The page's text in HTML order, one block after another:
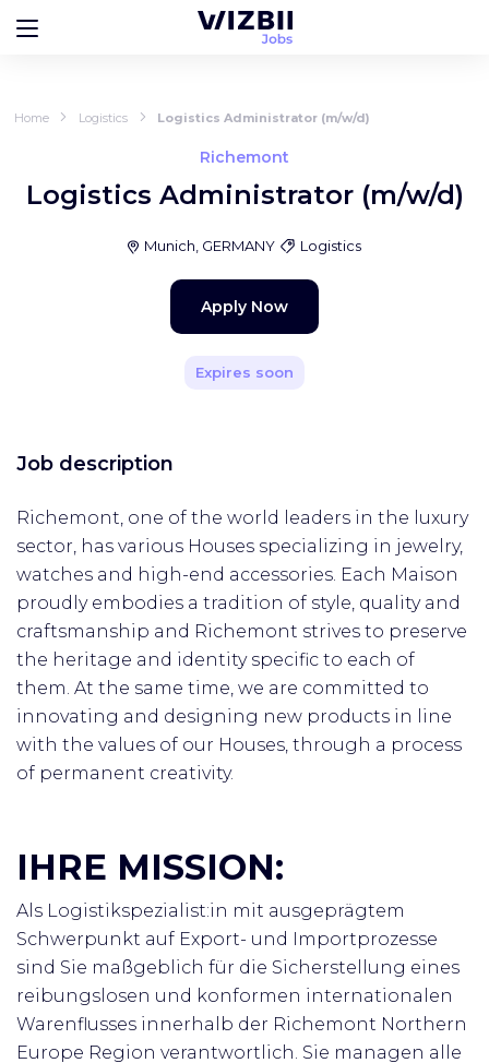
Home Logistics Logistics Administrator (m/w/d)
Richemont
Logistics Administrator (m/w/d)
Munich, GERMANY Logistics
Apply Now
Expires soon
Job description
Richemont, one of the world leaders in the luxury
sector, has various Houses specializing in jewelry,
watches and high-end accessories. Each Maison
proudly embodies a tradition of style, quality and
craftsmanship and Richemont strives to preserve
the heritage and identity specific to each of
them. At the same time, we are committed to
innovating and designing new products in line
with the values ​​of our Houses, through a process
of permanent creativity.
IHRE MISSION:
Als Logistikspezialist:in mit ausgeprägtem
Schwerpunkt auf Export- und Importprozesse
sind Sie maßgeblich für die Sicherstellung eines
reibungslosen und konformen internationalen
Warenflusses innerhalb der Richemont Northern
Europe Region verantwortlich. Sie managen alle